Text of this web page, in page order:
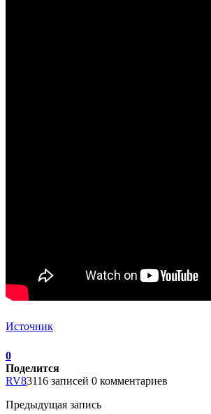
Источник
0
Поделится
RV83116 записей 0 комментариев
Предыдущая запись